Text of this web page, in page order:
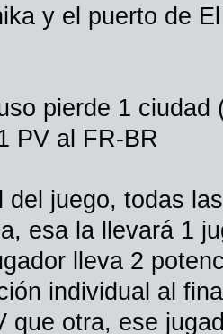
y el puerto de
pierde 1
PV al FR-BR
del juego, todas
esa la llevará 1
lleva 2
individual al
que otra, ese